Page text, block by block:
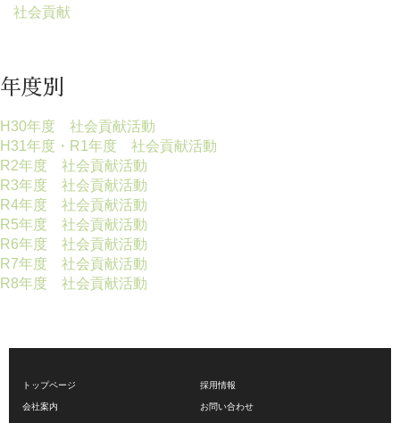
社会貢献
年度別
H30年度 社会貢献活動
H31年度・R1年度 社会貢献活動
R2年度 社会貢献活動
R3年度 社会貢献活動
R4年度 社会貢献活動
R5年度 社会貢献活動
R6年度 社会貢献活動
R7年度 社会貢献活動
R8年度 社会貢献活動
トップページ
会社案内
採用情報
お問い合わせ